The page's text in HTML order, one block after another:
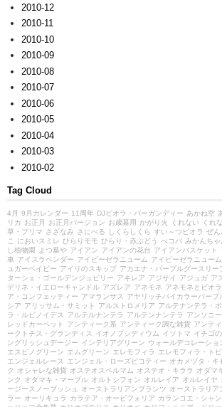
2010-12
2010-11
2010-10
2010-09
2010-08
2010-07
2010-06
2010-05
2010-04
2010-03
2010-02
Tag Cloud
4月 9月カレンダー 11周年 DJビオラ・バーガンディー あかね空
リカ お正月 お正月バージョン お歳暮用 かがり火 くれない くれ
草・プリマ さざなみ さにべる しくらしくら すい～つビオラ ぜん
こ
においスミレ ひらりモモ ひらり・赤ぶどう べコパ みかんちゃ
し植物園
よつ葉や アイアン アイアンの花台 アイアンバスケット
車 アイスラベンダー アイビーゼラニューム アイビーゼラニュー
ュガーベイビー アイリのスキップ アカエナ・パープルグースリー
ターシェ・ゴールデンジュビリー アキレア アジサイ アジュガ ア
デリネ・イエローキャンドル アズレア アネモネ アネモネとビオラ
ア・コンフェッティー アマランサス アヤリッチバイカラーパープ
シア アリッサム・サミット アルストロメリア アルテナンテラ・
ラ・ルビノイデス
アルテルナンテラ アルテンナンテラ アンソニ
レッドカーペット
アンティーク系 アンティーク調な雑貨 アンテ
ークトチス・グランディス
イオノプシディウム イソトマ イチゴ
ングリッシュデージー インテリアグリーン ウォールデコレーショ
エスピノグリーン エムグリーン エレモフィラ エレモフィラ・ト
エンジェルレース
エンジェル・ローズピコティー オカメヅタ・キ
ク
オシャレな雑貨 オステオスペルマム オステオ・キララ
オダマ
ンク
オダマキ・マーブル オルトシフォン オルレイア オルレイヤ
ージースノーブッシュ
オーストラリアンプランツ オーストラリア
ラー オーリキュラ カラテア・オービフォリア カランコエ・シャ